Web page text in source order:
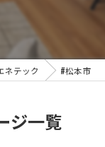
ネテック #松本市
ジ一覧